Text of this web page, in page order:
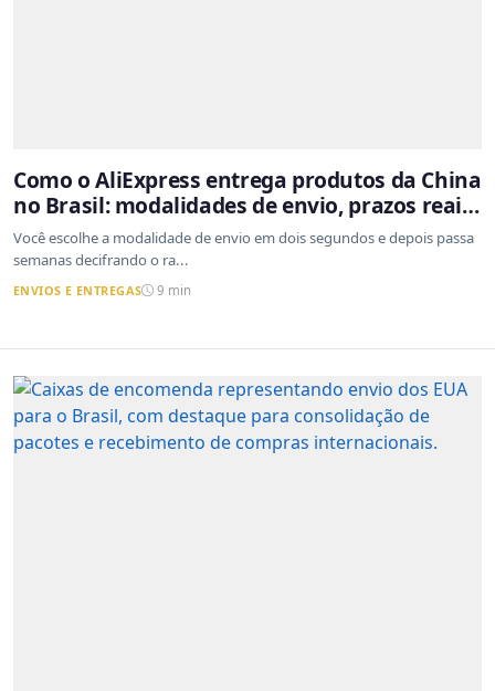
Como o AliExpress entrega produtos da China
no Brasil: modalidades de envio, prazos reais
e o que a Cainiao tem a ver com isso
Você escolhe a modalidade de envio em dois segundos e depois passa
semanas decifrando o ra...
ENVIOS E ENTREGAS 9 min